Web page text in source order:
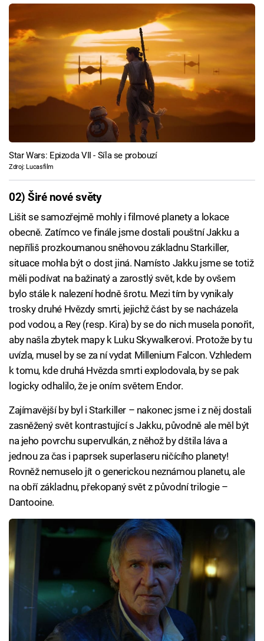
Star Wars: Epizoda VII - Síla se probouzí
Zdroj: Lucasfilm
02) Širé nové světy
Lišit se samozřejmě mohly i filmové planety a lokace
obecně. Zatímco ve finále jsme dostali pouštní Jakku a
nepříliš prozkoumanou sněhovou základnu Starkiller,
situace mohla být o dost jiná. Namísto Jakku jsme se totiž
měli podívat na bažinatý a zarostlý svět, kde by ovšem
bylo stále k nalezení hodně šrotu. Mezi tím by vynikaly
trosky druhé Hvězdy smrti, jejichž část by se nacházela
pod vodou, a Rey (resp. Kira) by se do nich musela ponořit,
aby našla zbytek mapy k Luku Skywalkerovi. Protože by tu
uvízla, musel by se za ní vydat Millenium Falcon. Vzhledem
k tomu, kde druhá Hvězda smrti explodovala, by se pak
logicky odhalilo, že je oním světem Endor.
Zajímavější by byl i Starkiller – nakonec jsme i z něj dostali
zasněžený svět kontrastující s Jakku, původně ale měl být
na jeho povrchu supervulkán, z něhož by dštila láva a
jednou za čas i paprsek superlaseru ničícího planety!
Rovněž nemuselo jít o generickou neznámou planetu, ale
na obří základnu, překopaný svět z původní trilogie –
Dantooine.